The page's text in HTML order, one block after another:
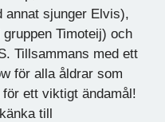
annat sjunger Elvis),
Timoteij) och
Tillsammans med ett
för alla åldrar som
ett viktigt ändamål!
till